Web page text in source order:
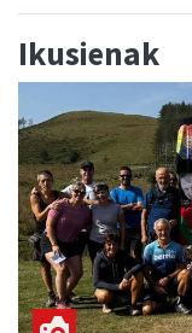
Ikusienak